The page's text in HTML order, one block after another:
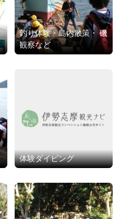
釣り体験・島内散策・ 磯
観察など
体験ダイビング